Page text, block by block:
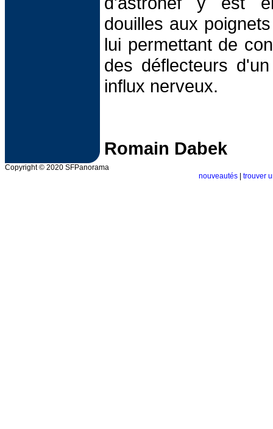
douilles aux
lui permettant de
des déflecteurs
influx nerveux.
Romain Dabek
Copyright © 2020 SFPanorama
nouveautés
trouver